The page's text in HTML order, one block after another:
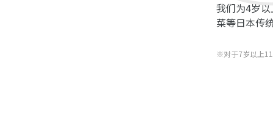
我们为4岁
菜等日本传
※对于7岁以上